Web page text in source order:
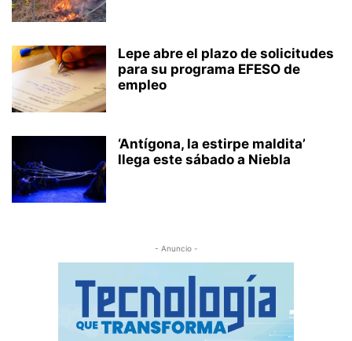
Lepe abre el plazo de solicitudes
para su programa EFESO de
empleo
‘Antígona, la estirpe maldita’
llega este sábado a Niebla
- Anuncio -